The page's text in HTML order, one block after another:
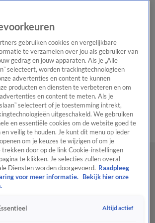
Regionieuws Het beste van Hart
Tip de
WeerTip de redactiePanelVideo's
gebruiken cookies en vergelijkbare
te verzamelen over jou als gebruiker van
gedrag en jouw apparaten. Als je „Alle
selecteert, worden trackingtechnologieën
advertenties en content te kunnen
producten en diensten te verbeteren en om
en content te meten. Als je
selecteert of je toestemming intrekt,
uitgeschakeld. We gebruiken
en essentiële cookies om de website goed te
veilig te houden. Je kunt dit menu op ieder
om je keuzes te wijzigen of om je
door op de link Cookie-instellingen
te klikken. Je selecties zullen overal
Diensten worden doorgevoerd. Raadpleeg
voor meer informatie.
Bekijk hier onze
Altijd actief